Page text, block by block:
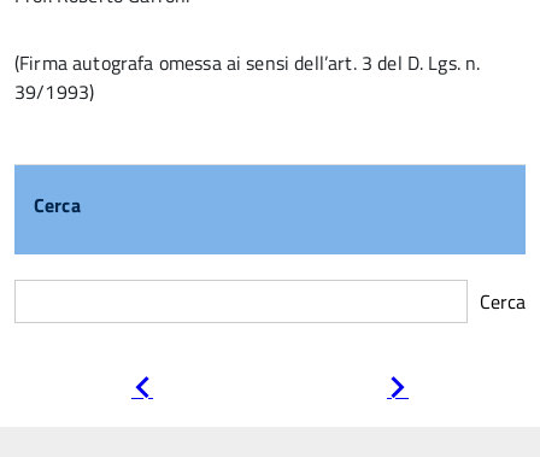
(Firma autografa omessa ai sensi dell’art. 3 del D. Lgs. n.
39/1993)
Cerca
Cerca